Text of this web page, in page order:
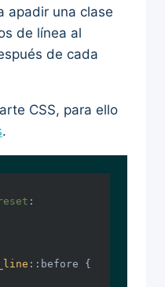
apadir una clase
de línea al
de cada
CSS, para ello
.
:
::before